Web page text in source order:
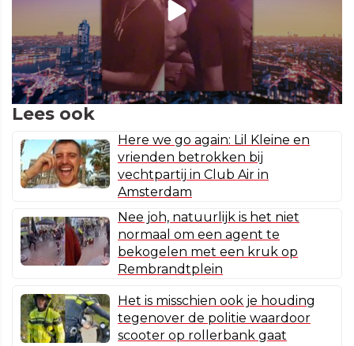
Lees ook
Here we go again: Lil Kleine en
vrienden betrokken bij
vechtpartij in Club Air in
Amsterdam
Nee joh, natuurlijk is het niet
normaal om een agent te
bekogelen met een kruk op
Rembrandtplein
Het is misschien ook je houding
tegenover de politie waardoor
scooter op rollerbank gaat